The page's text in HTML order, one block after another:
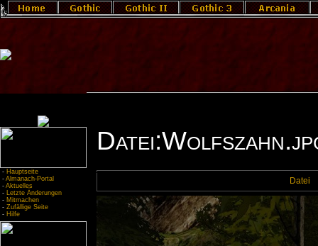
- Hauptseite
- Almanach-Portal
- Aktuelles
- Letzte Änderungen
- Mitmachen
- Zufällige Seite
- Hilfe
Datei